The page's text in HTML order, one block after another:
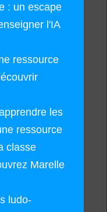
: un escape
l'IA
ressource
les
ressource
classe
Marelle
ludo-